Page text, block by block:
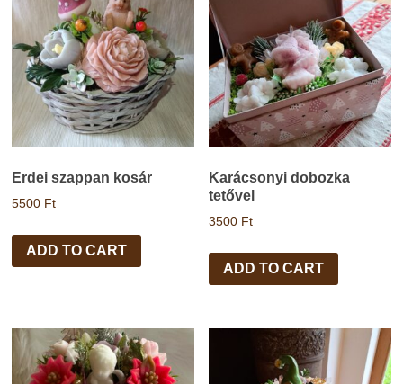
Erdei szappan kosár
5500 Ft
ADD TO CART
Karácsonyi dobozka
tetővel
3500 Ft
ADD TO CART